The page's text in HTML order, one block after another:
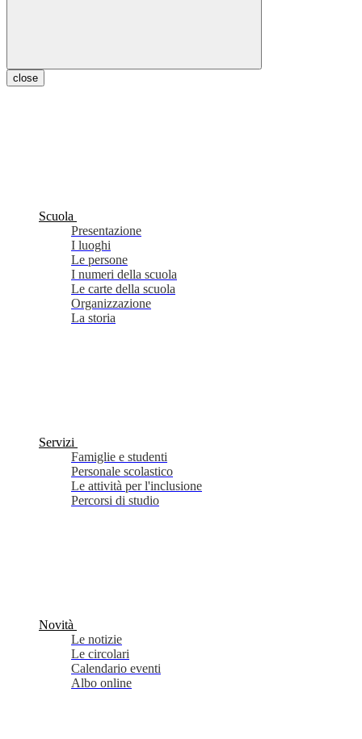
close
Scuola
Presentazione
I luoghi
Le persone
I numeri della scuola
Le carte della scuola
Organizzazione
La storia
Servizi
Famiglie e studenti
Personale scolastico
Le attività per l'inclusione
Percorsi di studio
Novità
Le notizie
Le circolari
Calendario eventi
Albo online